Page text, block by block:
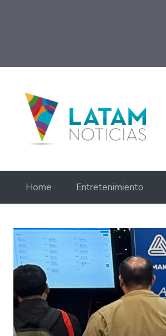
Home Entretenimiento